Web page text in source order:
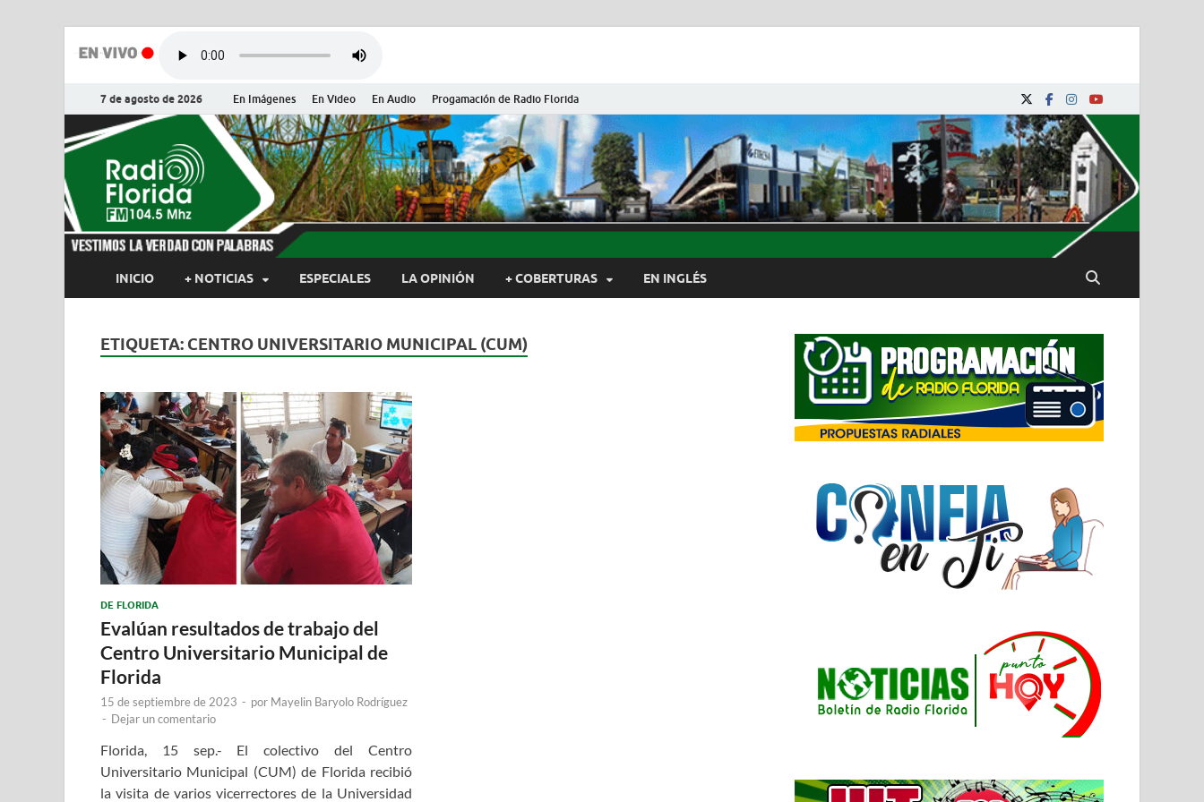
7 de agosto de 2026 En Imágenes En Video En Audio Progamación de Radio Florida
Radio Florida de Cuba
Noticias y Actualidades de Florida, Camagüey, Cuba
INICIO + NOTICIAS ESPECIALES LA OPINIÓN + COBERTURAS EN INGLÉS
ETIQUETA: CENTRO UNIVERSITARIO MUNICIPAL (CUM)
DE FLORIDA
Evalúan resultados de trabajo del
Centro Universitario Municipal de
Florida
15 de septiembre de 2023 - por Mayelin Baryolo Rodríguez
- Dejar un comentario
Florida, 15 sep.- El colectivo del Centro
Universitario Municipal (CUM) de Florida recibió
la visita de varios vicerrectores de la Universidad